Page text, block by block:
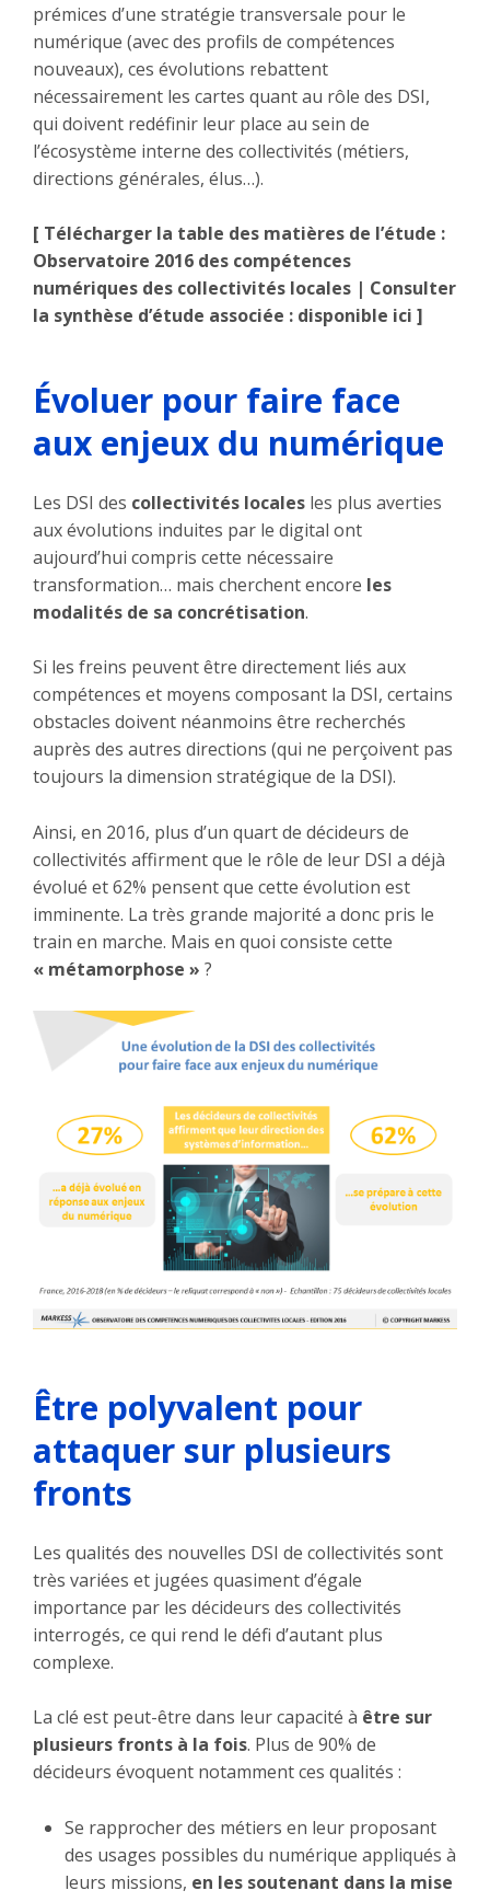
prémices d’une stratégie transversale pour le
numérique (avec des profils de compétences
nouveaux), ces évolutions rebattent
nécessairement les cartes quant au rôle des DSI,
qui doivent redéfinir leur place au sein de
l’écosystème interne des collectivités (métiers,
directions générales, élus…).
[ Télécharger la table des matières de l’étude :
Observatoire 2016 des compétences
numériques des collectivités locales | Consulter
la synthèse d’étude associée : disponible ici ]
Évoluer pour faire face
aux enjeux du numérique
Les DSI des collectivités locales les plus averties
aux évolutions induites par le digital ont
aujourd’hui compris cette nécessaire
transformation… mais cherchent encore les
modalités de sa concrétisation.
Si les freins peuvent être directement liés aux
compétences et moyens composant la DSI, certains
obstacles doivent néanmoins être recherchés
auprès des autres directions (qui ne perçoivent pas
toujours la dimension stratégique de la DSI).
Ainsi, en 2016, plus d’un quart de décideurs de
collectivités affirment que le rôle de leur DSI a déjà
évolué et 62% pensent que cette évolution est
imminente. La très grande majorité a donc pris le
train en marche. Mais en quoi consiste cette
« métamorphose » ?
Être polyvalent pour
attaquer sur plusieurs
fronts
Les qualités des nouvelles DSI de collectivités sont
très variées et jugées quasiment d’égale
importance par les décideurs des collectivités
interrogés, ce qui rend le défi d’autant plus
complexe.
La clé est peut-être dans leur capacité à être sur
plusieurs fronts à la fois. Plus de 90% de
décideurs évoquent notamment ces qualités :
Se rapprocher des métiers en leur proposant
des usages possibles du numérique appliqués à
leurs missions, en les soutenant dans la mise